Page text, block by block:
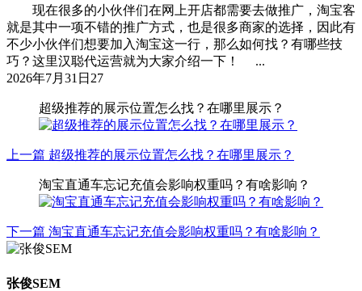
现在很多的小伙伴们在网上开店都需要去做推广，淘宝客
就是其中一项不错的推广方式，也是很多商家的选择，因此有
不少小伙伴们想要加入淘宝这一行，那么如何找？有哪些技
巧？这里汉聪代运营就为大家介绍一下！ ...
2026年7月31日 27
超级推荐的展示位置怎么找？在哪里展示？
上一篇 超级推荐的展示位置怎么找？在哪里展示？
淘宝直通车忘记充值会影响权重吗？有啥影响？
下一篇 淘宝直通车忘记充值会影响权重吗？有啥影响？
张俊SEM